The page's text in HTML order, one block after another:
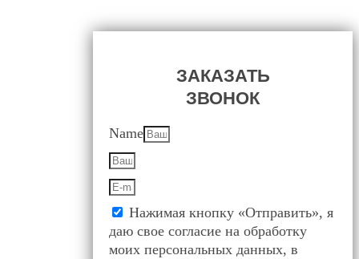
ЗАКАЗАТЬ
ЗВОНОК
Name
Нажимая кнопку «Отправить», я
даю свое согласие на обработку
моих персональных данных, в